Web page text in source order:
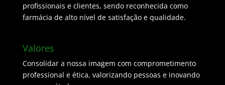
profissionais e clientes, sendo reconhecida como
farmácia de alto nível de satisfação e qualidade.
Valores
Consolidar a nossa imagem com comprometimento
professional e ética, valorizando pessoas e inovando